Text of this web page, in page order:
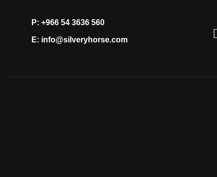
P: +966 54 3636 560
E: info@silveryhorse.com